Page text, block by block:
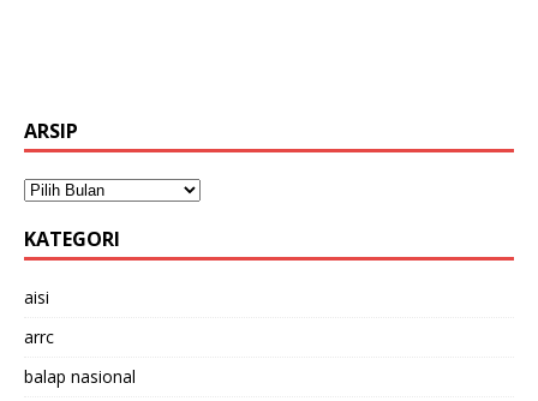
ARSIP
KATEGORI
aisi
arrc
balap nasional